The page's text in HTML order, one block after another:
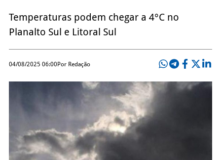
Temperaturas podem chegar a 4°C no
Planalto Sul e Litoral Sul
04/08/2025 06:00Por Redação